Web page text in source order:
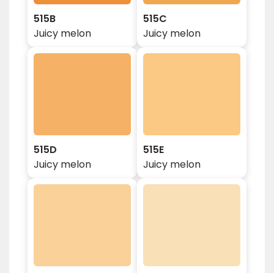
515B
Juicy melon
515C
Juicy melon
515D
Juicy melon
515E
Juicy melon